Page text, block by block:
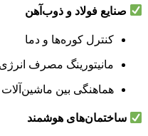
صنایع فولاد و ذوب‌آهن
کنترل کوره‌ها و دما
مانیتورینگ مصرف انرژی
هماهنگی بین
ساختمان‌های هوشمند